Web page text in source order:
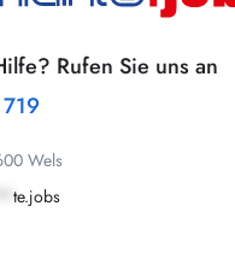
Rufen Sie uns an
Wels
te.jobs